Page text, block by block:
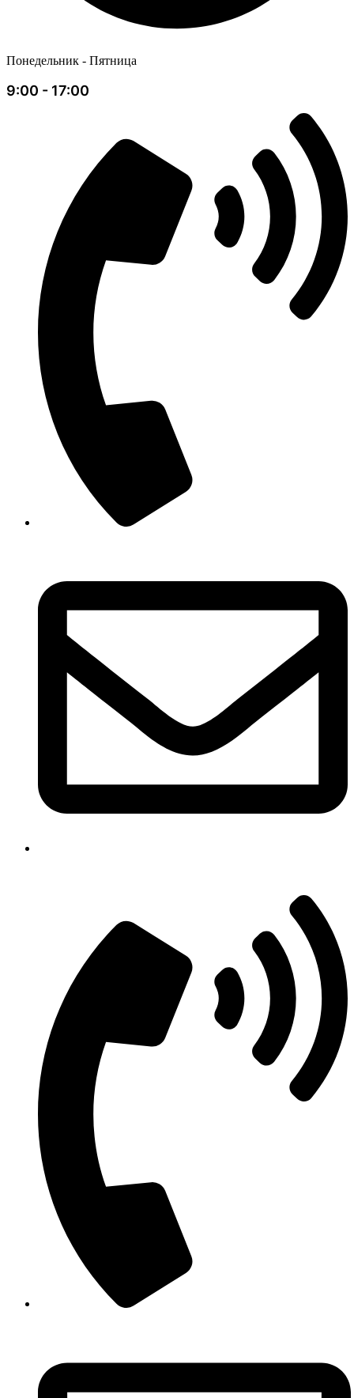
Понедельник - Пятница
9:00 - 17:00